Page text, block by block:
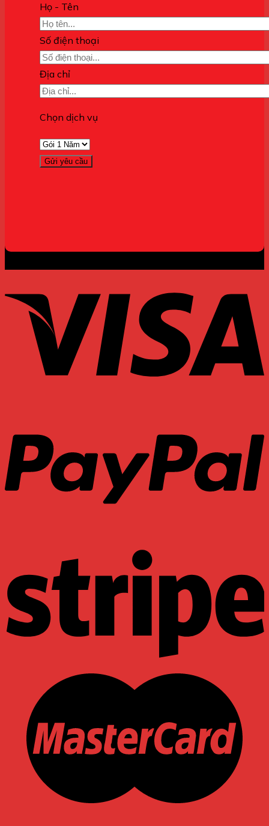
Họ - Tên
Số điện thoại
Địa chỉ
Chọn dịch vụ